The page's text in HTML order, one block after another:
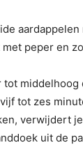
met peper en
tot middelhoog
tot zes
verwijdert
uit de